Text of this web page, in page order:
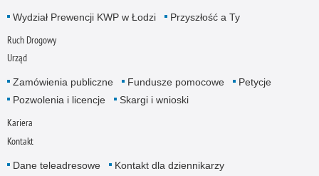
Wydział Prewencji KWP w Łodzi Przyszłość a Ty
Ruch Drogowy
Urząd
Zamówienia publiczne Fundusze pomocowe
Petycje
Pozwolenia i licencje
Skargi i wnioski
Kariera
Kontakt
Dane teleadresowe
Kontakt dla dziennikarzy